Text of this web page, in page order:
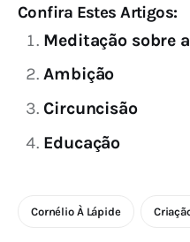
Confira Estes Artigos:
Meditação sobre
Ambição
Circuncisão
Educação
Cornélio À Lápide